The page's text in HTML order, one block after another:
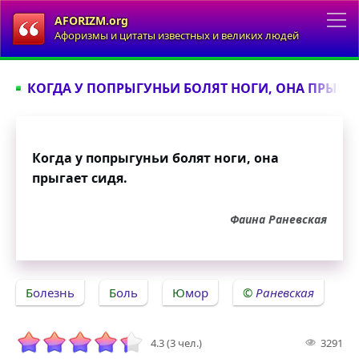
AFORIZM.org
Афоризмы и цитаты известных и великих людей
КОГДА У ПОПРЫГУНЬИ БОЛЯТ НОГИ, ОНА
Когда у попрыгуньи болят ноги, она
прыгает сидя.
Фаина Раневская
Болезнь Боль Юмор Раневская
4.3 (3 чел.) 3291